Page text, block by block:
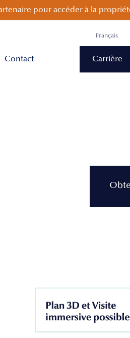
pour accéder à la
Français
Contact Carrière